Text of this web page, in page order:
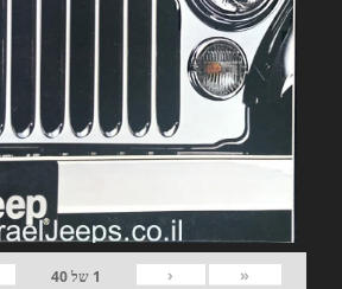
«
‹
1 של40